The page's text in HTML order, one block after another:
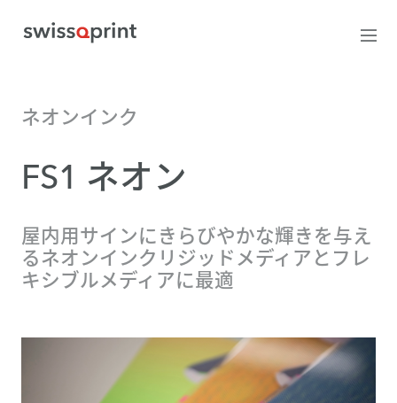
ネオンインク
FS1 ネオン
屋内用サインにきらびやかな輝きを与え
るネオンインクリジッドメディアとフレ
キシブルメディアに最適